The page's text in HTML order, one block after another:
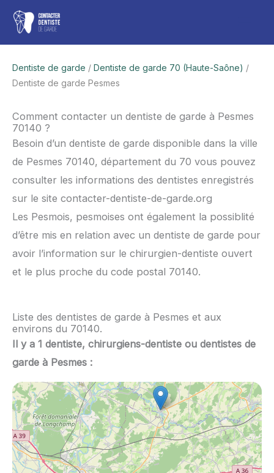
Aller
contenu
Dentiste de garde / Dentiste de garde 70 (Haute-Saône) /
Dentiste de garde Pesmes
Comment contacter un dentiste de garde à Pesmes
70140 ?
Besoin d’un dentiste de garde disponible dans la ville
de Pesmes 70140, département du 70 vous pouvez
consulter les informations des dentistes enregistrés
sur le site contacter-dentiste-de-garde.org
Les Pesmois, pesmoises ont également la possiblité
d’être mis en relation avec un dentiste de garde pour
avoir l’information sur le chirurgien-dentiste ouvert
et le plus proche du code postal 70140.
Liste des dentistes de garde à Pesmes et aux
environs du 70140.
Il y a 1 dentiste, chirurgiens-dentiste ou dentistes de
garde à Pesmes :